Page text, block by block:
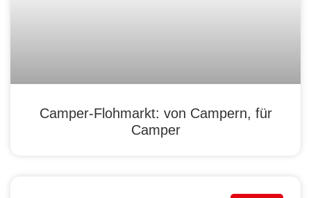
Camper-Flohmarkt: von Campern, für
Camper